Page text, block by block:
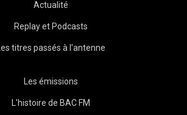
Actualité
Replay et Podcasts
Les titres passés à l'antenne
Les émissions
L'histoire de BAC FM